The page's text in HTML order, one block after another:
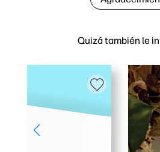
Quizá también le